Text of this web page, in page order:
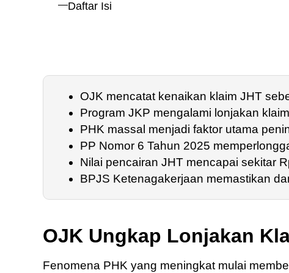
Daftar Isi
OJK mencatat kenaikan klaim JHT
Program JKP mengalami lonjakan
PHK massal menjadi faktor utama
PP Nomor 6 Tahun 2025
Nilai pencairan JHT mencapai sekitar
BPJS Ketenagakerjaan memastikan
OJK Ungkap Lonjakan
Fenomena PHK yang meningkat mulai